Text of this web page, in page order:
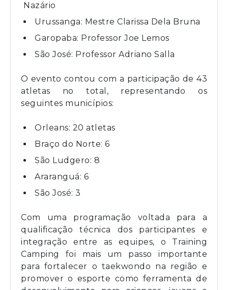
Nazário
Urussanga: Mestre Clarissa Dela Bruna
Garopaba: Professor Joe Lemos
São José: Professor Adriano Salla
O evento contou com a participação de 43
atletas no total, representando os
seguintes municípios:
Orleans: 20 atletas
Braço do Norte: 6
São Ludgero: 8
Araranguá: 6
São José: 3
Com uma programação voltada para a
qualificação técnica dos participantes e
integração entre as equipes, o Training
Camping foi mais um passo importante
para fortalecer o taekwondo na região e
promover o esporte como ferramenta de